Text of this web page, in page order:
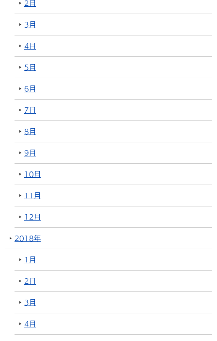
2月
3月
4月
5月
6月
7月
8月
9月
10月
11月
12月
2018年
1月
2月
3月
4月